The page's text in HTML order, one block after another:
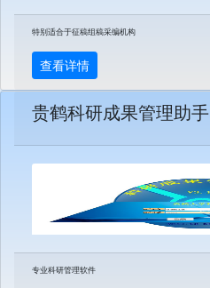
特别适合于征稿组稿采编机构
查看详情
贵鹤科研成果管理助手
专业科研管理软件